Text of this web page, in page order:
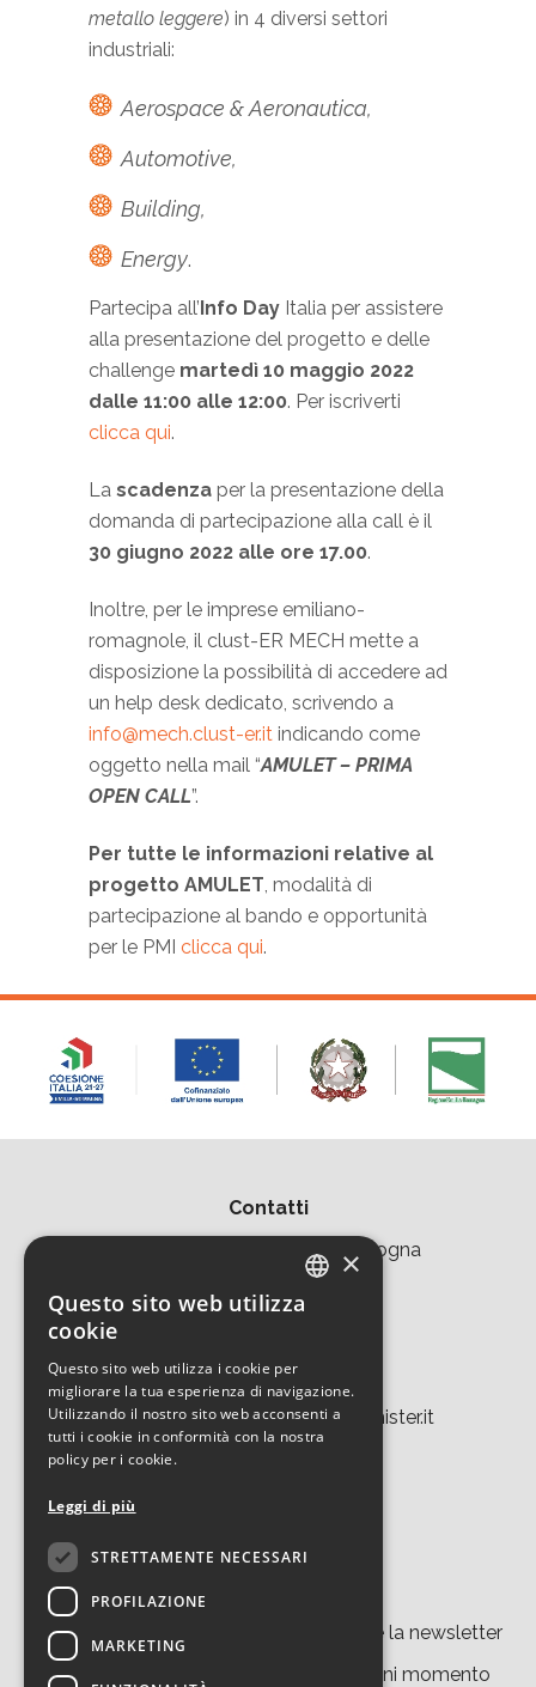
metallo leggere) in 4 diversi settori
industriali:
Aerospace & Aeronautica,
Automotive,
Building,
Energy.
Partecipa all’Info Day Italia per assistere
alla presentazione del progetto e delle
challenge martedì 10 maggio 2022
dalle 11:00 alle 12:00. Per iscriverti
clicca qui.
La scadenza per la presentazione della
domanda di partecipazione alla call è il
30 giugno 2022 alle ore 17.00.
Inoltre, per le imprese emiliano-
romagnole, il clust-ER MECH mette a
disposizione la possibilità di accedere ad
un help desk dedicato, scrivendo a
info@mech.clust-er.it indicando come
oggetto nella mail “AMULET – PRIMA
OPEN CALL”.
Per tutte le informazioni relative al
progetto AMULET , modalità di
partecipazione al bando e opportunità
per le PMI clicca qui.
Contatti
Area della Ricerca CNR di Bologna
Via Piero Gobetti 101
Tel. +39 051 639 8457
tecnopolo.bo.cnr@laboratoriomister.it
Iscriviti alla newsletter
Cliccando su “
” accetti di ricevere la newsletter
del nostro sito. Potrai disiscriverti in ogni momento
×
Questo sito web utilizza
cookie
Questo sito web utilizza i cookie per
migliorare la tua esperienza di navigazione.
Utilizzando il nostro sito web acconsenti a
tutti i cookie in conformità con la nostra
policy per i cookie.
Leggi di più
STRETTAMENTE NECESSARI
PROFILAZIONE
MARKETING